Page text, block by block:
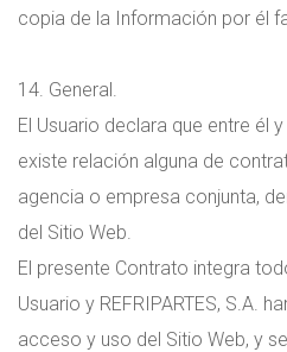
copia de la Información por él
14. General.
El Usuario declara que entre él y
existe relación alguna de
agencia o empresa conjunta,
del Sitio Web.
El presente Contrato integra
Usuario y REFRIPARTES, S.A.
acceso y uso del Sitio Web, y